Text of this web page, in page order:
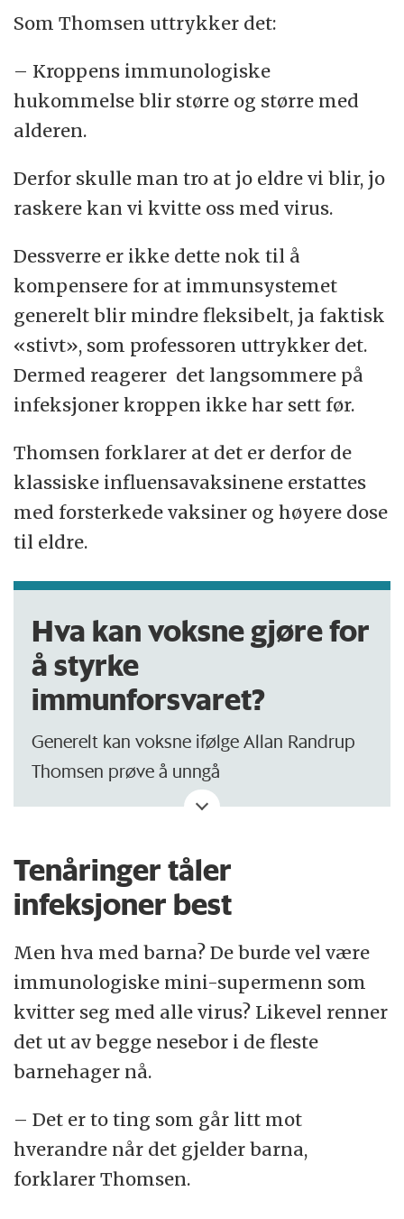
Som Thomsen uttrykker det:
– Kroppens immunologiske
hukommelse blir større og større med
alderen.
Derfor skulle man tro at jo eldre vi blir, jo
raskere kan vi kvitte oss med virus.
Dessverre er ikke dette nok til å
kompensere for at immunsystemet
generelt blir mindre fleksibelt, ja faktisk
«stivt», som professoren uttrykker det.
Dermed reagerer det langsommere på
infeksjoner kroppen ikke har sett før.
Thomsen forklarer at det er derfor de
klassiske influensavaksinene erstattes
med forsterkede vaksiner og høyere dose
til eldre.
Hva kan voksne gjøre for
å styrke
immunforsvaret?
Generelt kan voksne ifølge Allan Randrup
Thomsen prøve å unngå
livsstilssykdommer som KOLS,
gjør oss mer sårbare når vi skal bekjempe
virusinfeksjoner.
De vanlige helserådene om å unngå
altså bra for immunforsvaret.
Det beste vi kan gjøre for å beskytte oss
mot smitte, er fortsatt rådene fra
håndsprit, nys i ermet – og kanskje det
viktigste ifølge professoren: Bli hjemme fra
Tenåringer tåler
infeksjoner best
Men hva med barna? De burde vel være
immunologiske mini-supermenn som
kvitter seg med alle virus? Likevel renner
det ut av begge nesebor i de fleste
barnehager nå.
– Det er to ting som går litt mot
hverandre når det gjelder barna,
forklarer Thomsen.